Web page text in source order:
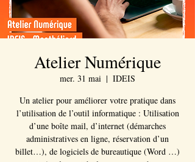
Atelier Numérique
mer. 31 mai
  |
IDEIS
Un atelier pour améliorer votre pratique dans
l’utilisation de l’outil informatique : Utilisation
d’une boîte mail, d’internet (démarches
administratives en ligne, réservation d’un
billet…), de logiciels de bureautique (Word …)